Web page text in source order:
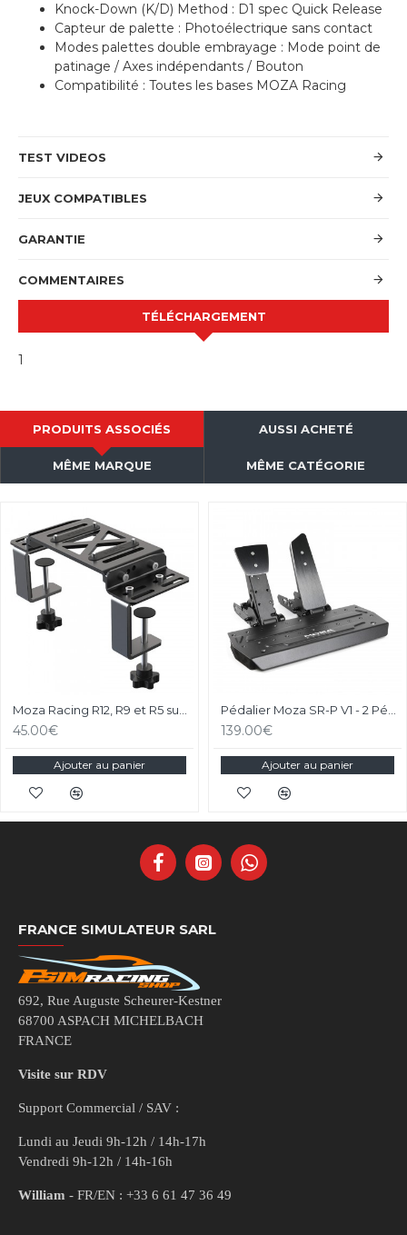
Knock-Down (K/D) Method : D1 spec Quick Release
Capteur de palette : Photoélectrique sans contact
Modes palettes double embrayage : Mode point de
patinage / Axes indépendants / Bouton
Compatibilité : Toutes les bases MOZA Racing
TEST VIDEOS
JEUX COMPATIBLES
GARANTIE
COMMENTAIRES
TÉLÉCHARGEMENT
1
PRODUITS ASSOCIÉS AUSSI ACHETÉ
MÊME MARQUE MÊME CATÉGORIE
45.00€
Ajouter au panier
139.00€
Ajouter au panier
FRANCE SIMULATEUR SARL
692, Rue Auguste Scheurer-Kestner
68700 ASPACH MICHELBACH
FRANCE
Visite sur RDV
Support Commercial / SAV :
Lundi au Jeudi 9h-12h / 14h-17h
Vendredi 9h-12h / 14h-16h
William - FR/EN : +33 6 61 47 36 49